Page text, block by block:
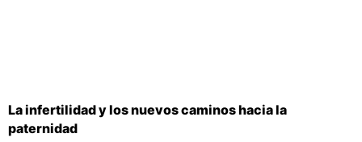
La infertilidad y los nuevos caminos hacia la
paternidad